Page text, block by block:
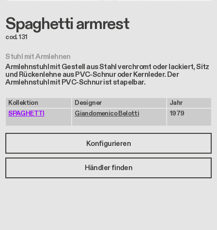
Spaghetti armrest
cod. 131
Stuhl mit Armlehnen
Armlehnstuhl mit Gestell aus Stahl verchromt oder lackiert, Sitz
und Rückenlehne aus PVC-Schnur oder Kernleder. Der
Armlehnstuhl mit PVC-Schnur ist stapelbar.
Kollektion
SPAGHETTI
Designer
Giandomenico Belotti
Jahr
1979
Konfigurieren
Händler finden